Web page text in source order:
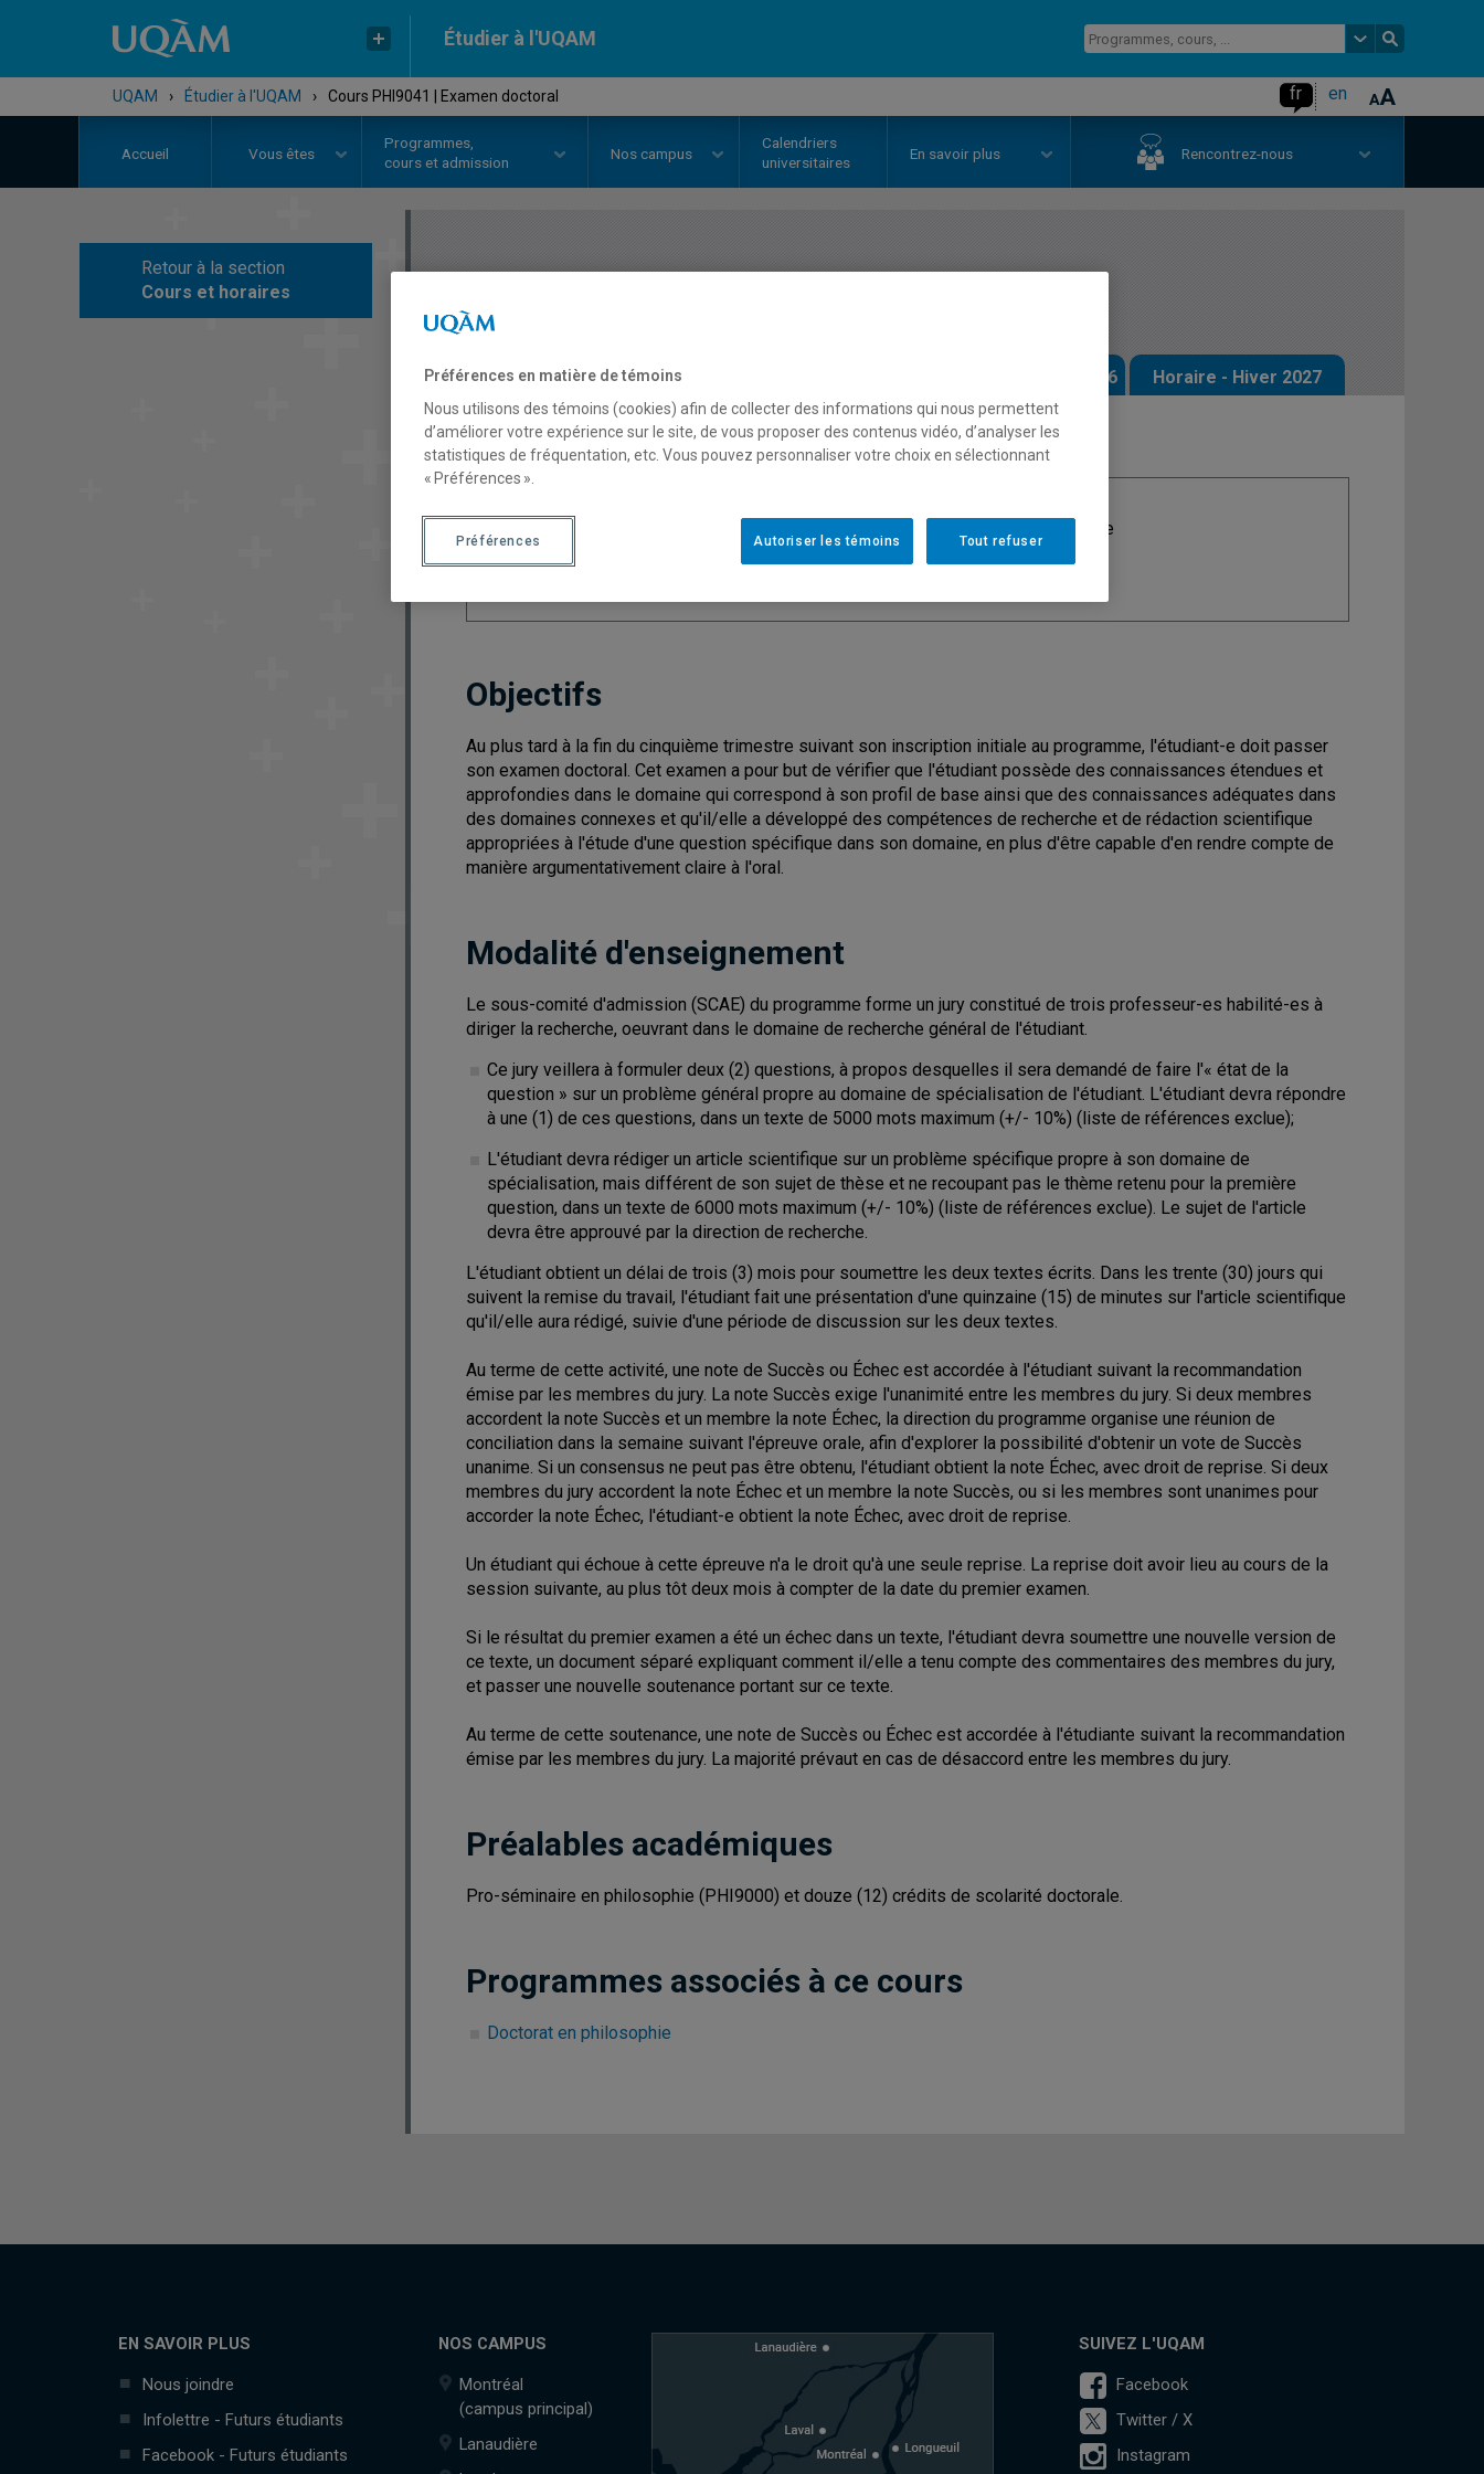
Étudier à l'UQAM
UQAM › Étudier à l'UQAM › Cours PHI9041 | Examen doctoral fr en
Accueil Vous êtes
Programmes,
cours et admission
Nos campus
Calendriers
universitaires
En savoir plus Rencontrez-nous
Retour à la section
Cours et horaires
Description Horaire - Automne 2026 Horaire - Hiver 2027
Nombre de crédits
: Philosophie
Objectifs
Au plus tard à la fin du cinquième trimestre suivant son inscription initiale au programme, l'étudiant-e doit passer
son examen doctoral. Cet examen a pour but de vérifier que l'étudiant possède des connaissances étendues et
approfondies dans le domaine qui correspond à son profil de base ainsi que des connaissances adéquates dans
des domaines connexes et qu'il/elle a développé des compétences de recherche et de rédaction scientifique
appropriées à l'étude d'une question spécifique dans son domaine, en plus d'être capable d'en rendre compte de
manière argumentativement claire à l'oral.
Modalité d'enseignement
Le sous-comité d'admission (SCAE) du programme forme un jury constitué de trois professeur-es habilité-es à
diriger la recherche, oeuvrant dans le domaine de recherche général de l'étudiant.
Ce jury veillera à formuler deux (2) questions, à propos desquelles il sera demandé de faire l'« état de la
question » sur un problème général propre au domaine de spécialisation de l'étudiant. L'étudiant devra répondre
à une (1) de ces questions, dans un texte de 5000 mots maximum (+/- 10%) (liste de références exclue);
L'étudiant devra rédiger un article scientifique sur un problème spécifique propre à son domaine de
spécialisation, mais différent de son sujet de thèse et ne recoupant pas le thème retenu pour la première
question, dans un texte de 6000 mots maximum (+/- 10%) (liste de références exclue). Le sujet de l'article
devra être approuvé par la direction de recherche.
L'étudiant obtient un délai de trois (3) mois pour soumettre les deux textes écrits. Dans les trente (30) jours qui
suivent la remise du travail, l'étudiant fait une présentation d'une quinzaine (15) de minutes sur l'article scientifique
qu'il/elle aura rédigé, suivie d'une période de discussion sur les deux textes.
Au terme de cette activité, une note de Succès ou Échec est accordée à l'étudiant suivant la recommandation
émise par les membres du jury. La note Succès exige l'unanimité entre les membres du jury. Si deux membres
accordent la note Succès et un membre la note Échec, la direction du programme organise une réunion de
conciliation dans la semaine suivant l'épreuve orale, afin d'explorer la possibilité d'obtenir un vote de Succès
unanime. Si un consensus ne peut pas être obtenu, l'étudiant obtient la note Échec, avec droit de reprise. Si deux
membres du jury accordent la note Échec et un membre la note Succès, ou si les membres sont unanimes pour
accorder la note Échec, l'étudiant-e obtient la note Échec, avec droit de reprise.
Un étudiant qui échoue à cette épreuve n'a le droit qu'à une seule reprise. La reprise doit avoir lieu au cours de la
session suivante, au plus tôt deux mois à compter de la date du premier examen.
Si le résultat du premier examen a été un échec dans un texte, l'étudiant devra soumettre une nouvelle version de
ce texte, un document séparé expliquant comment il/elle a tenu compte des commentaires des membres du jury,
et passer une nouvelle soutenance portant sur ce texte.
Au terme de cette soutenance, une note de Succès ou Échec est accordée à l'étudiante suivant la recommandation
émise par les membres du jury. La majorité prévaut en cas de désaccord entre les membres du jury.
Préalables académiques
Pro-séminaire en philosophie (PHI9000) et douze (12) crédits de scolarité doctorale.
Programmes associés à ce cours
Doctorat en philosophie
EN SAVOIR PLUS
Nous joindre
Infolettre - Futurs étudiants
Facebook - Futurs étudiants
NOS CAMPUS
Montréal
(campus principal)
Lanaudière
SUIVEZ L'UQAM
Facebook
Twitter / X
Instagram
Préférences en matière de témoins
Nous utilisons des témoins (cookies) afin de collecter des informations qui nous permettent
d’améliorer votre expérience sur le site, de vous proposer des contenus vidéo, d’analyser les
statistiques de fréquentation, etc. Vous pouvez personnaliser votre choix en sélectionnant
« Préférences ».
Tout refuser
Autoriser les témoins
Préférences